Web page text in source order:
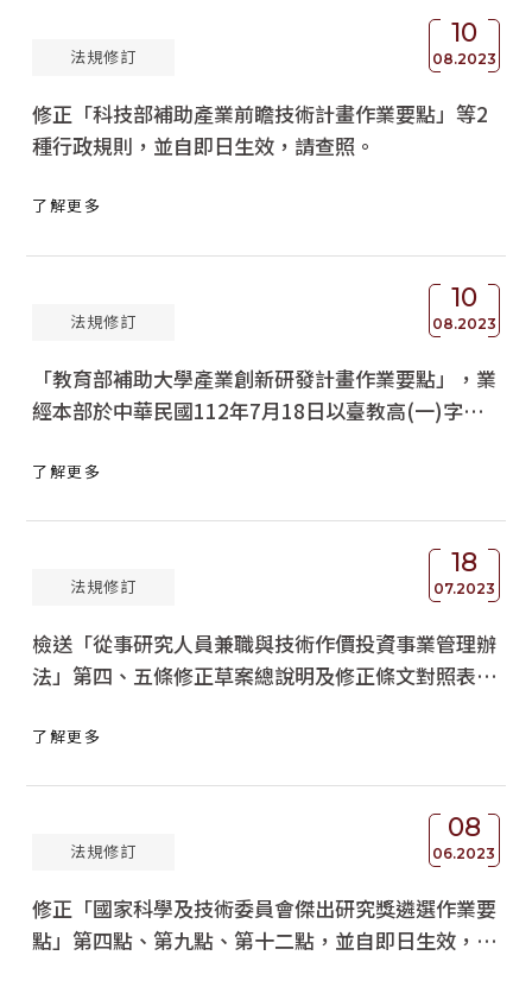
10
08.2023
法規修訂
修正「科技部補助產業前瞻技術計畫作業要點」等2
種行政規則，並自即日生效，請查照。
了解更多
10
08.2023
法規修訂
「教育部補助大學產業創新研發計畫作業要點」，業
經本部於中華民國112年7月18日以臺教高(一)字第
份，請查照。
了解更多
18
07.2023
法規修訂
檢送「從事研究人員兼職與技術作價投資事業管理辦
法」第四、五條修正草案總說明及修正條文對照表各
了解更多
08
06.2023
法規修訂
修正「國家科學及技術委員會傑出研究獎遴選作業要
點」第四點、第九點、第十二點，並自即日生效，詳